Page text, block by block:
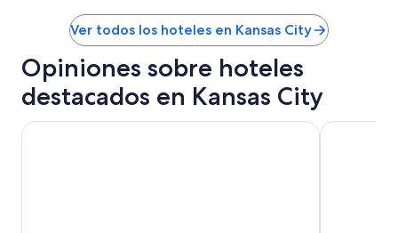
Ver todos los hoteles en Kansas City
Opiniones sobre hoteles
destacados en Kansas City
Stoney Creek Hotel Kansas City - IndependenceKC Inn